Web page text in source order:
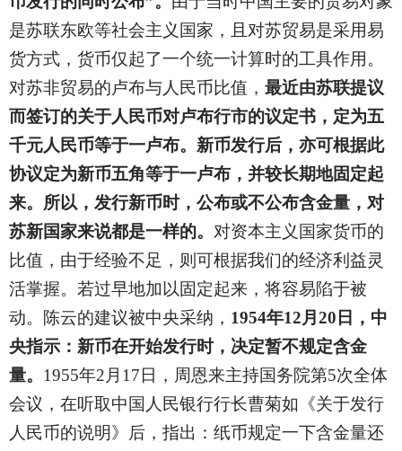
是苏联东欧等社会主义国家，且对苏贸易是采用易
货方式，货币仅起了一个统一计算时的工具作用。
对苏非贸易的卢布与人民币比值， 最近由苏联提议
而签订的关于人民币对卢布行市的议定书，定为五
千元人民币等于一卢布。新币发行后，亦可根据此
协议定为新币五角等于一卢布，并较长期地固定起
来。所以，发行新币时，公布或不公布含金量，对
苏新国家来说都是一样的。 对资本主义国家货币的
比值，由于经验不足，则可根据我们的经济利益灵
活掌握。若过早地加以固定起来，将容易陷于被
动。陈云的建议被中央采纳， 1954年12月20日，中
央指示：新币在开始发行时，决定暂不规定含金
量。 1955年2月17日，周恩来主持国务院第5次全体
会议，在听取中国人民银行行长曹菊如《关于发行
人民币的说明》后，指出：纸币规定一下含金量还